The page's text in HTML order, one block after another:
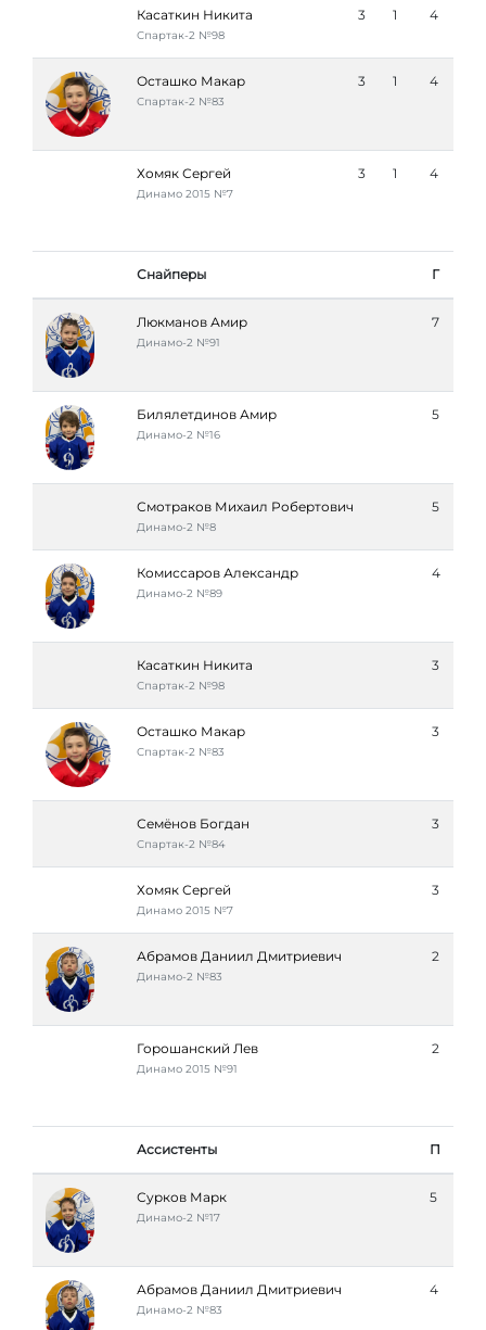
Касаткин Никита
Спартак-2 №98
3 1 4
Осташко Макар
Спартак-2 №83
3 1 4
Хомяк Сергей
Динамо 2015 №7
3 1 4
Снайперы Г
Люкманов Амир
Динамо-2 №91
7
Билялетдинов Амир
Динамо-2 №16
5
Смотраков Михаил Робертович
Динамо-2 №8
5
Комиссаров Александр
Динамо-2 №89
4
Касаткин Никита
Спартак-2 №98
3
Осташко Макар
Спартак-2 №83
3
Семёнов Богдан
Спартак-2 №84
3
Хомяк Сергей
Динамо 2015 №7
3
Абрамов Даниил Дмитриевич
Динамо-2 №83
2
Горошанский Лев
Динамо 2015 №91
2
Ассистенты П
Сурков Марк
Динамо-2 №17
5
Абрамов Даниил Дмитриевич
Динамо-2 №83
4